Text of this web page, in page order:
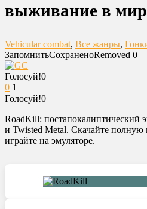
выживание в
Vehicular combat, Все жанры,
ЗапомнитьСохраненоRemoved 0
Голосуй!0
0 1
Голосуй!0
RoadKill: постапокалиптический
и Twisted Metal. Скачайте полную
играйте на эмуляторе.